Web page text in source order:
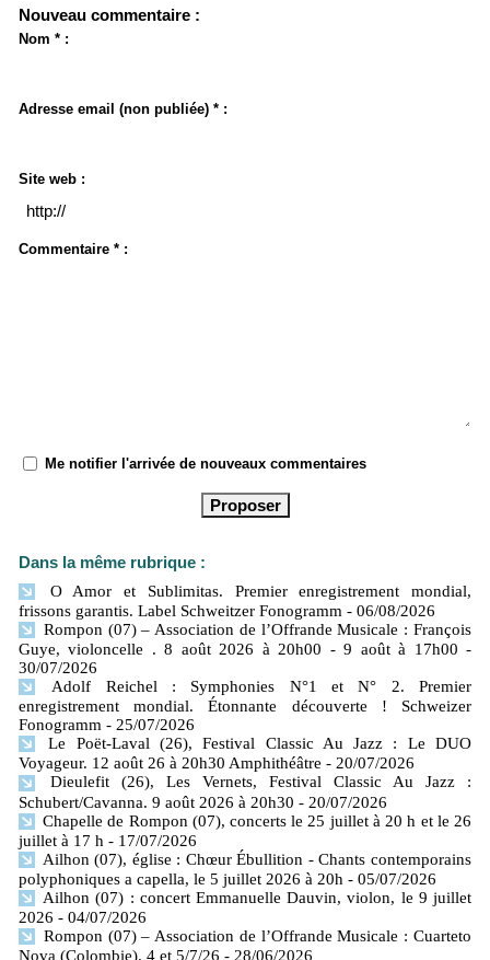
Nouveau commentaire :
Nom * :
Adresse email (non publiée) * :
Site web :
Commentaire * :
Me notifier l'arrivée de nouveaux commentaires
Dans la même rubrique :
O Amor et Sublimitas. Premier enregistrement mondial,
frissons garantis. Label Schweitzer Fonogramm - 06/08/2026
Rompon (07) – Association de l’Offrande Musicale : François
Guye, violoncelle . 8 août 2026 à 20h00 - 9 août à 17h00 -
30/07/2026
Adolf Reichel : Symphonies N°1 et N° 2. Premier
enregistrement mondial. Étonnante découverte ! Schweizer
Fonogramm - 25/07/2026
Le Poët-Laval (26), Festival Classic Au Jazz : Le DUO
Voyageur. 12 août 26 à 20h30 Amphithéâtre - 20/07/2026
Dieulefit (26), Les Vernets, Festival Classic Au Jazz :
Schubert/Cavanna. 9 août 2026 à 20h30 - 20/07/2026
Chapelle de Rompon (07), concerts le 25 juillet à 20 h et le 26
juillet à 17 h - 17/07/2026
Ailhon (07), église : Chœur Ébullition - Chants contemporains
polyphoniques a capella, le 5 juillet 2026 à 20h - 05/07/2026
Ailhon (07) : concert Emmanuelle Dauvin, violon, le 9 juillet
2026 - 04/07/2026
Rompon (07) – Association de l’Offrande Musicale : Cuarteto
Nova (Colombie). 4 et 5/7/26 - 28/06/2026